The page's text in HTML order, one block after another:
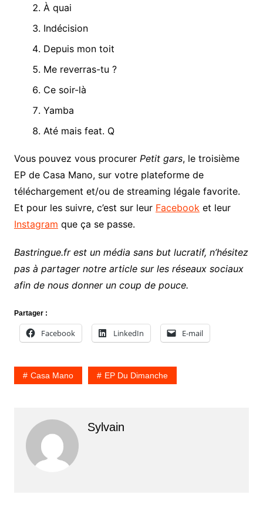
À quai
Indécision
Depuis mon toit
Me reverras-tu ?
Ce soir-là
Yamba
Até mais feat. Q
Vous pouvez vous procurer Petit gars, le troisième
EP de Casa Mano, sur votre plateforme de
téléchargement et/ou de streaming légale favorite.
Et pour les suivre, c’est sur leur Facebooket leur
Instagram que ça se passe.
Bastringue.fr est un média sans but lucratif, n’hésitez
pas à partager notre article sur les réseaux sociaux
afin de nous donner un coup de pouce.
Partager :
Facebook LinkedIn E-mail
Casa Mano EP Du Dimanche
Sylvain